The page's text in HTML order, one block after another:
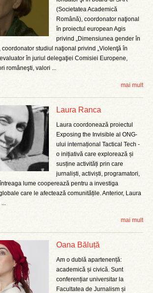
(Societatea Academică
Română), coordonator naţional
în proiectul european Agis
privind „Dimensiunea gender în
studiul naţional privind „Violenţă în
în juriul delegaţiei Comisiei Europene,
româneşti, valori ...
mai mult
Laura Ranca
Laura coordonează proiectul
Exposing the Invisible al ONG-
ului internațional Tactical Tech -
o inițiativă care explorează și
susține activități prin care
jurnaliști, activiști, programatori,
lume cooperează pentru a investiga
care le afectează comunitățile. Anterior, Laura
mai mult
Oana Băluță
Am o dublă apartenență:
academică și civică. Sunt
conferențiar universitar la
Facultatea de Jurnalism și